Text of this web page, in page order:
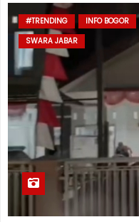
#TRENDING INFO BOGOR
SWARA JABAR